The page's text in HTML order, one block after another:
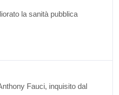
la sanità pubblica
Fauci, inquisito dal